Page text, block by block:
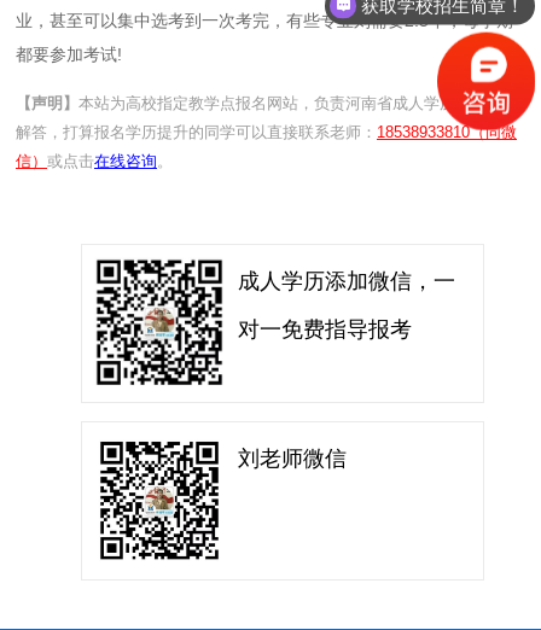
业，甚至可以集中选考到一次考完，有些专业则需要2.5年，每学期
都要参加考试!
【声明】 本站为高校指定教学点报名网站，负责河南省成人学历提升政策
解答，打算报名学历提升的同学可以直接联系老师： 18538933810（同微
信） 或点击在线咨询。
成人学历添加微信，一
对一免费指导报考
刘老师微信
获取学校招生简章！